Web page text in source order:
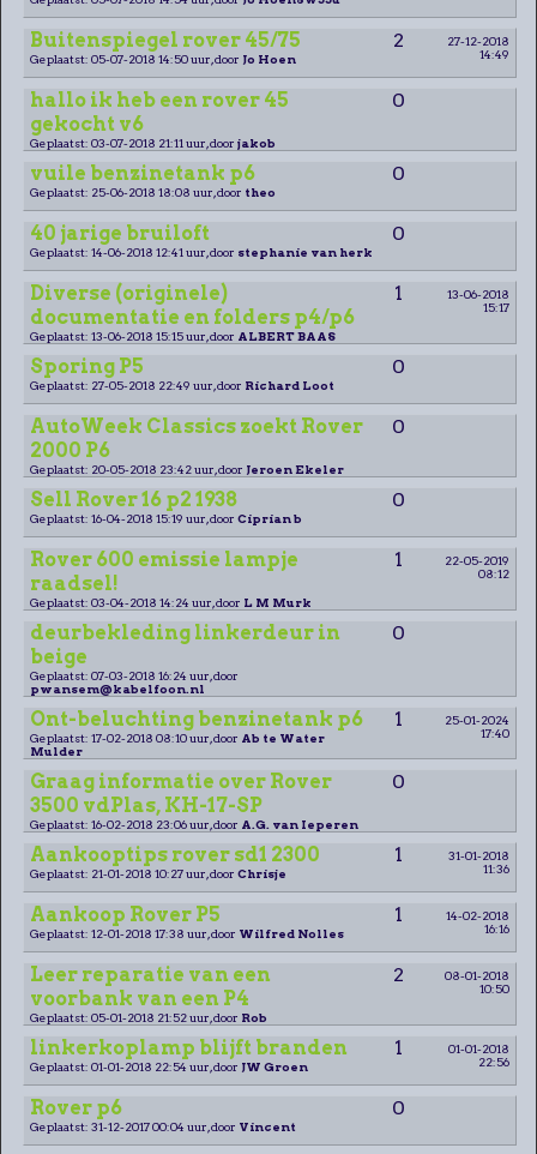
Buitenspiegel rover 45/75 2
27-12-2018
14:49
Geplaatst: 05-07-2018 14:50 uur, door Jo Hoen
hallo ik heb een rover 45
gekocht v6
0
Geplaatst: 03-07-2018 21:11 uur, door jakob
vuile benzinetank p6 0
Geplaatst: 25-06-2018 18:08 uur, door theo
40 jarige bruiloft 0
Geplaatst: 14-06-2018 12:41 uur, door stephanie van herk
Diverse (originele)
documentatie en folders p4/p6
1
13-06-2018
15:17
Geplaatst: 13-06-2018 15:15 uur, door ALBERT BAAS
Sporing P5 0
Geplaatst: 27-05-2018 22:49 uur, door Richard Loot
AutoWeek Classics zoekt Rover
2000 P6
0
Geplaatst: 20-05-2018 23:42 uur, door Jeroen Ekeler
Sell Rover 16 p2 1938 0
Geplaatst: 16-04-2018 15:19 uur, door Ciprian b
Rover 600 emissie lampje
raadsel!
1
22-05-2019
08:12
Geplaatst: 03-04-2018 14:24 uur, door L M Murk
deurbekleding linkerdeur in
beige
0
Geplaatst: 07-03-2018 16:24 uur, door
pwansem@kabelfoon.nl
Ont-beluchting benzinetank p6 1
25-01-2024
17:40
Geplaatst: 17-02-2018 08:10 uur, door Ab te Water
Mulder
Graag informatie over Rover
3500 vdPlas, KH-17-SP
0
Geplaatst: 16-02-2018 23:06 uur, door A.G. van Ieperen
Aankooptips rover sd1 2300 1
31-01-2018
11:36
Geplaatst: 21-01-2018 10:27 uur, door Chrisje
Aankoop Rover P5 1
14-02-2018
16:16
Geplaatst: 12-01-2018 17:38 uur, door Wilfred Nolles
Leer reparatie van een
voorbank van een P4
2
08-01-2018
10:50
Geplaatst: 05-01-2018 21:52 uur, door Rob
linkerkoplamp blijft branden 1
01-01-2018
22:56
Geplaatst: 01-01-2018 22:54 uur, door JW Groen
Rover p6 0
Geplaatst: 31-12-2017 00:04 uur, door Vincent